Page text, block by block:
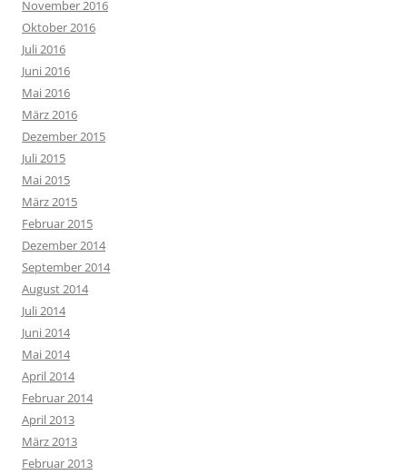
November 2016
Oktober 2016
Juli 2016
Juni 2016
Mai 2016
März 2016
Dezember 2015
Juli 2015
Mai 2015
März 2015
Februar 2015
Dezember 2014
September 2014
August 2014
Juli 2014
Juni 2014
Mai 2014
April 2014
Februar 2014
April 2013
März 2013
Februar 2013